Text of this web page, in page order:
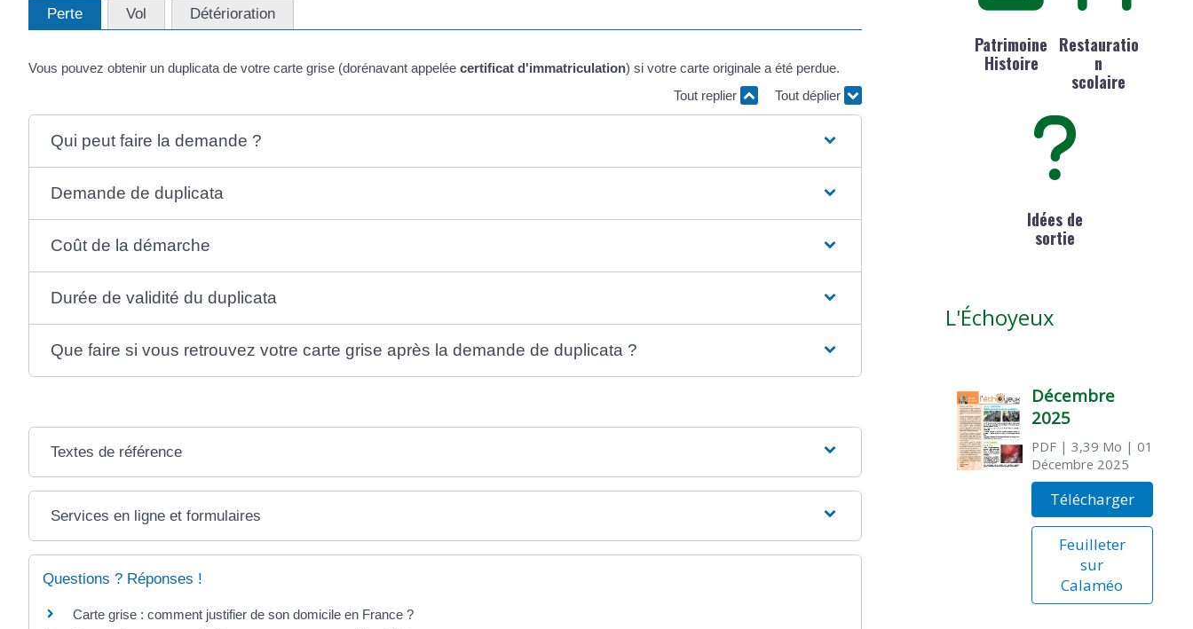
Perte Vol Détérioration
Vous pouvez obtenir un duplicata de votre carte grise (dorénavant appelée certificat d'immatriculation) si votre carte originale a été perdue.
Tout replier
Tout déplier
Qui peut faire la demande ?
Demande de duplicata
Coût de la démarche
Durée de validité du duplicata
Que faire si vous retrouvez votre carte grise après la demande de duplicata ?
Textes de référence
Services en ligne et formulaires
Questions ? Réponses !
Carte grise : comment justifier de son domicile en France ?
Patrimoine
Histoire
Restauratio
n
scolaire
Idées de
sortie
L'Échoyeux
Décembre
2025
PDF| 3,39 Mo | 01
Décembre 2025
Télécharger
Feuilleter
sur
Calaméo